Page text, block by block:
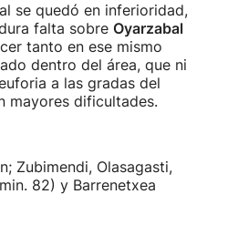
se quedó en inferioridad,
falta sobre Oyarzabal
tanto en ese mismo
dentro del área, que ni
a las gradas del
mayores dificultades.
Zubimendi, Olasagasti,
82) y Barrenetxea